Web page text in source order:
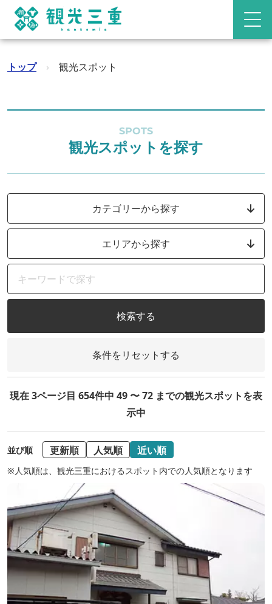
トップ › 観光スポット
SPOTS
観光スポットを探す
カテゴリーから探す
エリアから探す
検索する
条件をリセットする
現在 3ページ目 654件中 49 〜 72 までの観光スポットを表
示中
並び順 更新順 人気順 近い順
※人気順は、観光三重におけるスポット内での人気順となります